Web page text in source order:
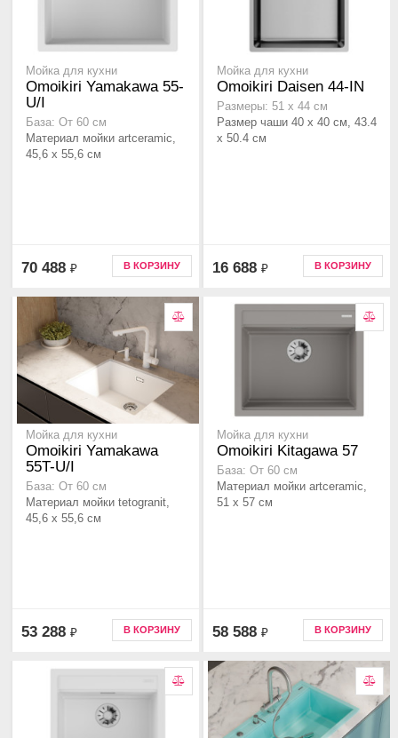
Мойка для кухни
Omoikiri Yamakawa 55-
U/I
База: От 60 см
Материал мойки artceramic,
45,6 x 55,6 см
70 488 ₽ В КОРЗИНУ
Мойка для кухни
Omoikiri Daisen 44-IN
Размеры: 51 x 44 см
Размер чаши 40 x 40 см, 43.4
x 50.4 см
16 688 ₽ В КОРЗИНУ
Мойка для кухни
Omoikiri Yamakawa
55T-U/I
База: От 60 см
Материал мойки tetogranit,
45,6 x 55,6 см
53 288 ₽ В КОРЗИНУ
Мойка для кухни
Omoikiri Kitagawa 57
База: От 60 см
Материал мойки artceramic,
51 x 57 см
58 588 ₽ В КОРЗИНУ